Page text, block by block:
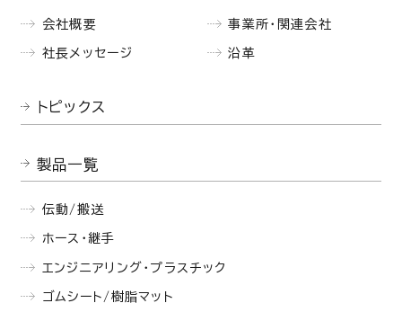
会社概要
社長メッセージ
事業所・関連会社
沿革
トピックス
製品一覧
伝動/搬送
ホース・継手
エンジニアリング・プラスチック
ゴムシート/樹脂マット